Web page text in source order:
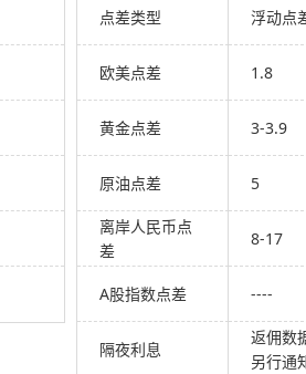
点差类型 浮动点
欧美点差 1.8
黄金点差 3-3.9
原油点差 5
离岸人民币点
差
8-17
A股指数点差 ----
隔夜利息
返佣数
另行通